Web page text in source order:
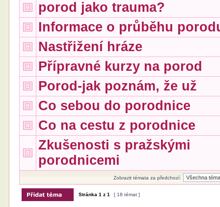
porod jako trauma?
Informace o průběhu
Nastřižení hráze
Přípravné kurzy na porod
Porod-jak poznám, že už
Co sebou do porodnice
Co na cestu z porodnice
Zkušenosti s pražskými
porodnicemi
Zobrazit témata za předchozí:
Stránka1 z1 [ 18 témat ]